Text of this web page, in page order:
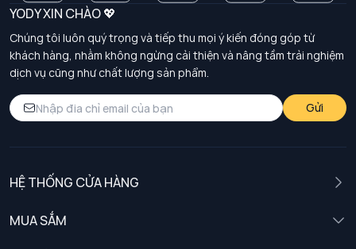
YODY XIN CHÀO 💖
Chúng tôi luôn quý trọng và tiếp thu mọi ý kiến đóng góp từ
khách hàng, nhằm không ngừng cải thiện và nâng tầm trải nghiệm
dịch vụ cũng như chất lượng sản phẩm.
Gửi
HỆ THỐNG CỬA HÀNG
MUA SẮM